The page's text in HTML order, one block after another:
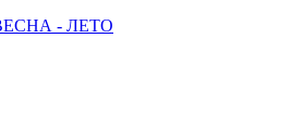
ВЕСНА - ЛЕТО